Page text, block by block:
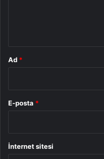
Ad *
E-posta *
İnternet sitesi